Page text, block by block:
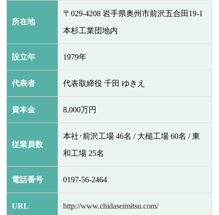
所在地
〒029-4208 岩手県奥州市前沢五合田19-1
本杉工業団地内
設立年 1979年
代表者 代表取締役 千田 ゆきえ
資本金 8,000万円
従業員数
本社･前沢工場 46名 / 大槌工場 60名 / 東
和工場 25名
電話番号 0197-56-2464
URL http://www.chidaseimitsu.com/